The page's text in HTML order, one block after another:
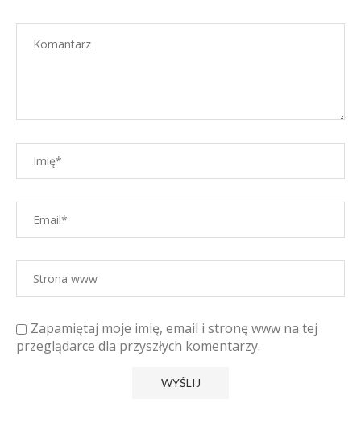
Zapamiętaj moje imię, email i stronę www na tej
przeglądarce dla przyszłych komentarzy.